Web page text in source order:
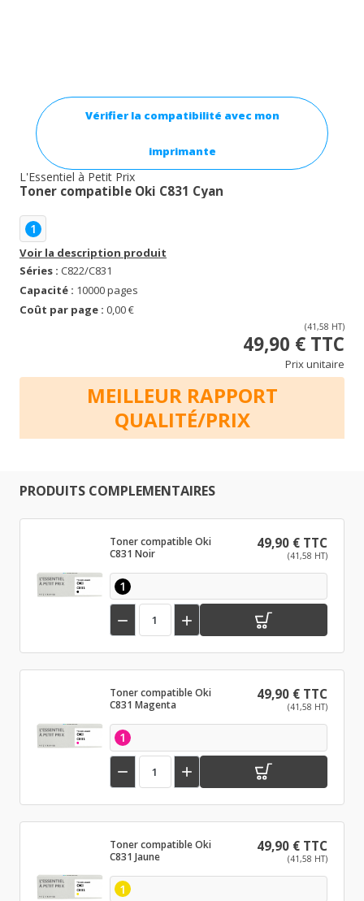
Vérifier la compatibilité avec mon
imprimante
L'Essentiel à Petit Prix
Toner compatible Oki C831 Cyan
1
Voir la description produit
Séries : C822/C831
Capacité : 10000 pages
Coût par page : 0,00 €
(41,58 HT)
49,90 € TTC
Prix unitaire
MEILLEUR RAPPORT
QUALITÉ/PRIX
PRODUITS COMPLEMENTAIRES
Toner compatible Oki
C831 Noir
49,90 € TTC
(41,58 HT)
1
 
Toner compatible Oki
C831 Magenta
49,90 € TTC
(41,58 HT)
1
 
Toner compatible Oki
C831 Jaune
49,90 € TTC
(41,58 HT)
1